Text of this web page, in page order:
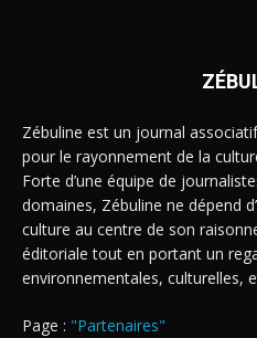
Zébuline est un journal
pour le rayonnement de la
Forte d’une équipe de
domaines, Zébuline ne dépend
culture au centre de son
éditoriale tout en portant un
environnementales, culturelles,
Page : "Partenaires"